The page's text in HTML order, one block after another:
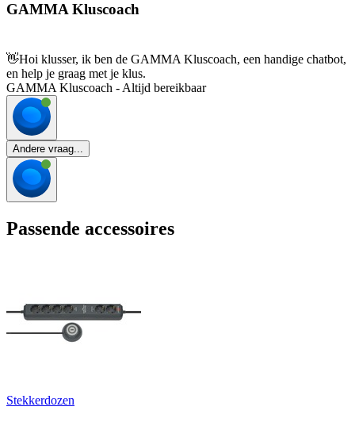
GAMMA Kluscoach
👋Hoi klusser, ik ben de GAMMA Kluscoach, een handige chatbot,
en help je graag met je klus.
GAMMA Kluscoach - Altijd bereikbaar
Andere vraag...
Passende accessoires
Stekkerdozen